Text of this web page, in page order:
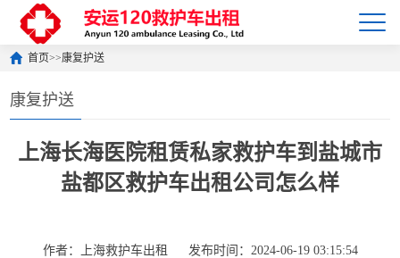
首页>>康复护送
康复护送
上海长海医院租赁私家救护车到盐城市
盐都区救护车出租公司怎么样
作者：上海救护车出租
发布时间：2024-06-19 03:15:54